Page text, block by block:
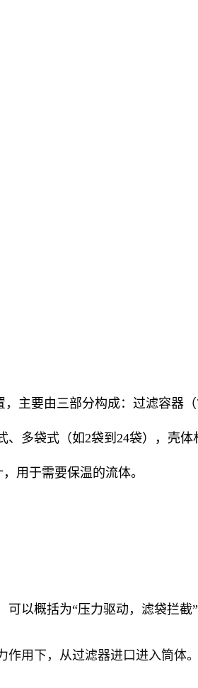
主要由三部分构成：过滤容器
多袋式（如2袋到24袋），壳
用于需要保温的流体。
以概括为“压力驱动，滤袋拦截”
用下，从过滤器进口进入筒体。